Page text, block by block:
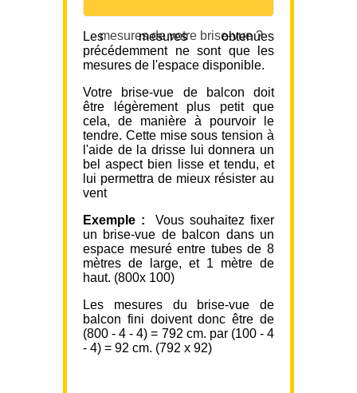
mesures de votre brise-vue ?
Les mesures obtenues
précédemment ne sont que les
mesures de l'espace disponible.
Votre brise-vue de balcon doit
être légèrement plus petit que
cela, de manière à pourvoir le
tendre. Cette mise sous tension à
l'aide de la drisse lui donnera un
bel aspect bien lisse et tendu, et
lui permettra de mieux résister au
vent
Exemple :
Vous souhaitez fixer
un brise-vue de balcon dans un
espace mesuré entre tubes de 8
mètres de large, et 1 mètre de
haut. (800x 100)
Les mesures du brise-vue de
balcon fini doivent donc être de
(800 - 4 - 4) = 792 cm. par (100 - 4
- 4) = 92 cm. (792 x 92)